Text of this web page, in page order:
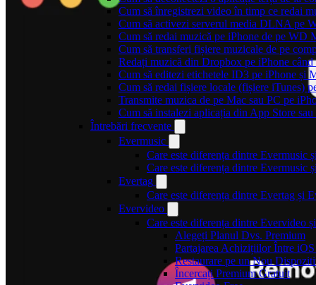
Cum să înregistrezi video în timp ce redai
Cum să activezi serverul media DLNA pe
Cum să redai muzică pe iPhone de pe WD
Cum să transferi fișiere muzicale de pe
Redați muzică din Dropbox pe iPhone
Cum să editezi etichetele ID3 pe iPhone și
Cum să redai fișiere locale (fișiere iTunes)
Transmite muzica de pe Mac sau PC pe
Cum să instalezi aplicația din App Store
Întrebări frecvente
Evermusic
Care este diferența dintre Evermusic
Care este diferența dintre Evermusic
Evertag
Care este diferența dintre Evertag și
Evervideo
Care este diferența dintre Evervideo
Alegeți Planul Dvs. Premium
Partajarea Achizițiilor Între
Restaurare pe un Nou
Încercați Premium Gratuit